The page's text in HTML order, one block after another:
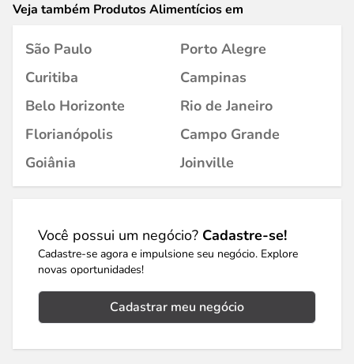
Veja também Produtos Alimentícios em
São Paulo
Porto Alegre
Curitiba
Campinas
Belo Horizonte
Rio de Janeiro
Florianópolis
Campo Grande
Goiânia
Joinville
Você possui um negócio? Cadastre-se!
Cadastre-se agora e impulsione seu negócio. Explore
novas oportunidades!
Cadastrar meu negócio